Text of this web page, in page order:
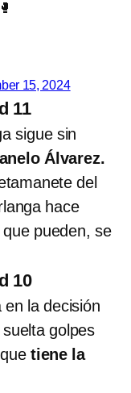
🥊
15, 2024
11
sigue sin
Álvarez.
del
hace
pueden, se
10
en la decisión
suelta golpes
tiene la